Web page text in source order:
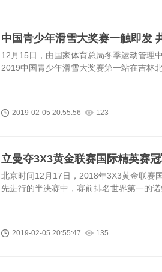
中国青少年滑雪大奖赛一触即发
12月15日，由国家体育总局冬季运动管理
2019中国青少年滑雪大奖赛第一站在吉林
2019-02-05 20:55:56 123
立曼夺3X3黄金联赛国际精英赛
北京时间12月17日，2018年3X3黄金联赛
先进行的半决赛中，赛前排名世界第一的
2019-02-05 20:55:47 135